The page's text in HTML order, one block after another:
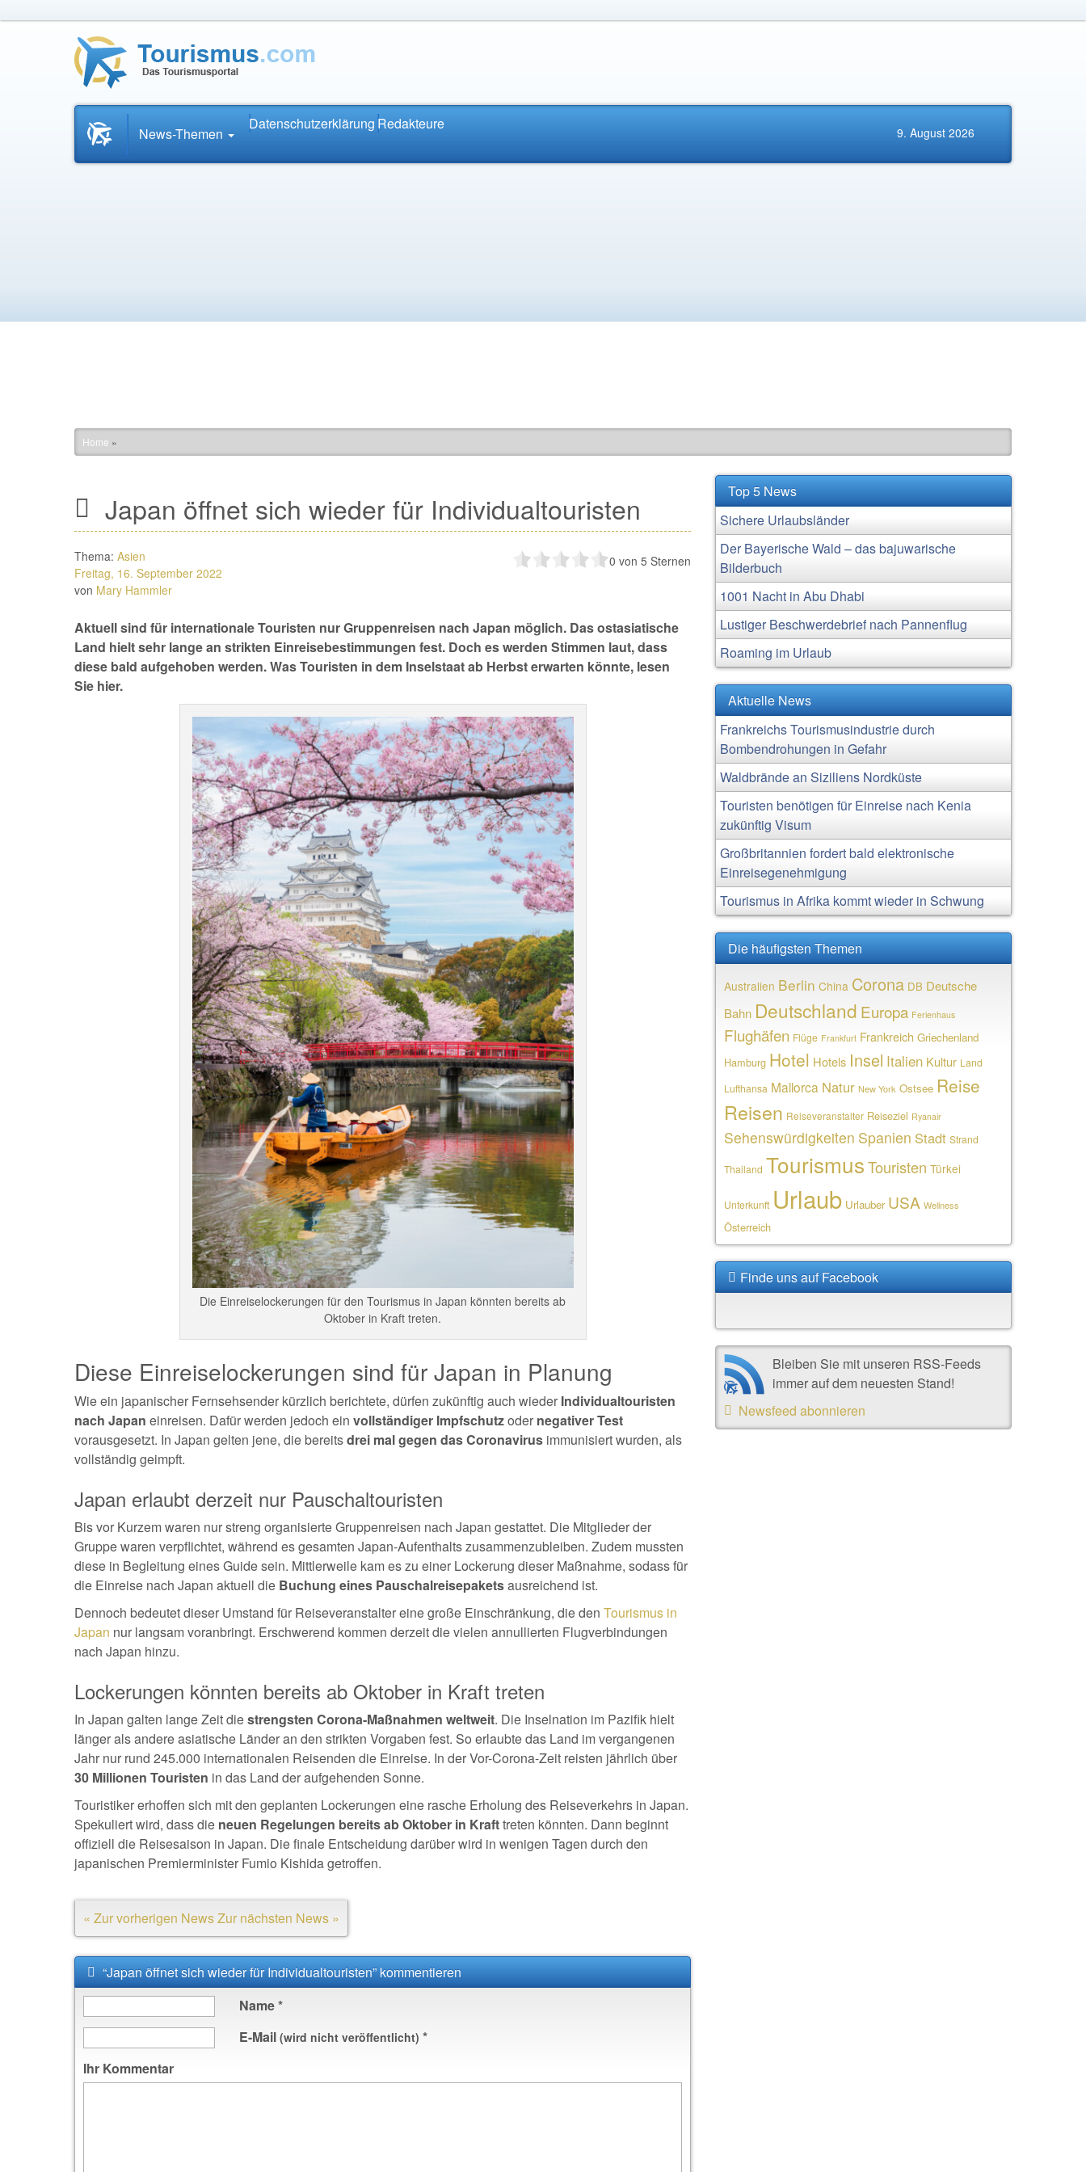
Startseite
News.Tourismus.com
News-Themen
Datenschutzerklärung Redakteure 9. August 2026
Home »
Japan öffnet sich wieder für Individualtouristen
Thema: Asien
Freitag, 16. September 2022
von Mary Hammler
0 von 5 Sternen
Aktuell sind für internationale Touristen nur Gruppenreisen nach Japan möglich. Das ostasiatische
Land hielt sehr lange an strikten Einreisebestimmungen fest. Doch es werden Stimmen laut, dass
diese bald aufgehoben werden. Was Touristen in dem Inselstaat ab Herbst erwarten könnte, lesen
Sie hier.
Die Einreiselockerungen für den Tourismus in Japan könnten bereits ab
Oktober in Kraft treten.
Diese Einreiselockerungen sind für Japan in Planung
Wie ein japanischer Fernsehsender kürzlich berichtete, dürfen zukünftig auch wieder Individualtouristen
nach Japan einreisen. Dafür werden jedoch ein vollständiger Impfschutzoder negativer Test
vorausgesetzt. In Japan gelten jene, die bereitsdrei mal gegen das Coronavirus immunisiert wurden, als
vollständig geimpft.
Japan erlaubt derzeit nur Pauschaltouristen
Bis vor Kurzem waren nur streng organisierte Gruppenreisen nach Japan gestattet. Die Mitglieder der
Gruppe waren verpflichtet, während es gesamten Japan-Aufenthalts zusammenzubleiben. Zudem mussten
diese in Begleitung eines Guide sein. Mittlerweile kam es zu einer Lockerung dieser Maßnahme, sodass für
die Einreise nach Japan aktuell die Buchung eines Pauschalreisepaketsausreichend ist.
Dennoch bedeutet dieser Umstand für Reiseveranstalter eine große Einschränkung, die den Tourismus in
Japan nur langsam voranbringt. Erschwerend kommen derzeit die vielen annullierten Flugverbindungen
nach Japan hinzu.
Lockerungen könnten bereits ab Oktober in Kraft treten
In Japan galten lange Zeit diestrengsten Corona-Maßnahmen weltweit. Die Inselnation im Pazifik hielt
länger als andere asiatische Länder an den strikten Vorgaben fest. So erlaubte das Land im vergangenen
Jahr nur rund 245.000 internationalen Reisenden die Einreise. In der Vor-Corona-Zeit reisten jährlich über
30 Millionen Touristen in das Land der aufgehenden Sonne.
Touristiker erhoffen sich mit den geplanten Lockerungen eine rasche Erholung des Reiseverkehrs in Japan.
Spekuliert wird, dass die neuen Regelungen bereits ab Oktober in Krafttreten könnten. Dann beginnt
offiziell die Reisesaison in Japan. Die finale Entscheidung darüber wird in wenigen Tagen durch den
japanischen Premierminister Fumio Kishida getroffen.
« Zur vorherigen NewsZur nächsten News »
“Japan öffnet sich wieder für Individualtouristen” kommentieren
Name*
E-Mail (wird nicht veröffentlicht) *
Ihr Kommentar
Top 5 News
Sichere Urlaubsländer
Der Bayerische Wald – das bajuwarische
Bilderbuch
1001 Nacht in Abu Dhabi
Lustiger Beschwerdebrief nach Pannenflug
Roaming im Urlaub
Aktuelle News
Frankreichs Tourismusindustrie durch
Bombendrohungen in Gefahr
Waldbrände an Siziliens Nordküste
Touristen benötigen für Einreise nach Kenia
zukünftig Visum
Großbritannien fordert bald elektronische
Einreisegenehmigung
Tourismus in Afrika kommt wieder in Schwung
Die häufigsten Themen
Australien Berlin China Corona DB Deutsche
Bahn Deutschland Europa Ferienhaus
Flughäfen Flüge Frankfurt Frankreich Griechenland
Hamburg Hotel Hotels Insel Italien Kultur Land
Lufthansa Mallorca Natur New York Ostsee Reise
Reisen Reiseveranstalter Reiseziel Ryanair
Sehenswürdigkeiten Spanien Stadt Strand
Thailand Tourismus Touristen Türkei
Unterkunft Urlaub Urlauber USA Wellness
Österreich
Finde uns auf Facebook
Bleiben Sie mit unseren RSS-Feeds
immer auf dem neuesten Stand!
Newsfeed abonnieren